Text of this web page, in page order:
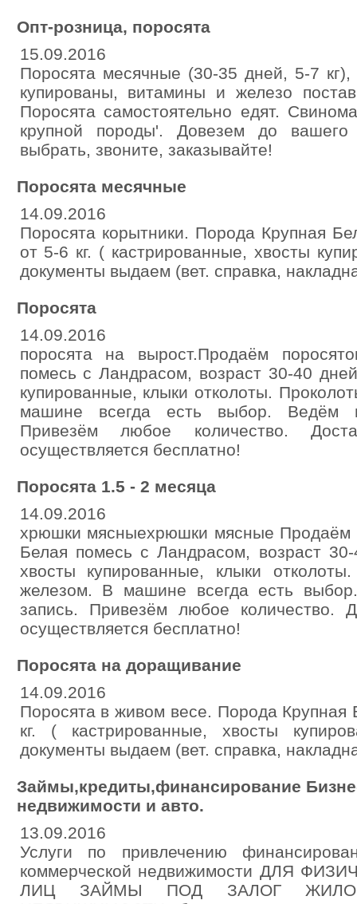
Опт-розница, поросята
15.09.2016
Поросята месячные (30-35 дней, 5-7 кг),
купированы, витамины и железо
Поросята самостоятельно едят.
крупной породы'. Довезем до
выбрать, звоните, заказывайте!
Поросята месячные
14.09.2016
Поросята корытники. Порода Крупная
от 5-6 кг. ( кастрированные, хвосты
документы выдаем (вет. справка,
Поросята
14.09.2016
поросята на вырост.Продаём
помесь с Ландрасом, возраст 30-40
купированные, клыки отколоты.
машине всегда есть выбор. Ведём
Привезём любое количество.
осуществляется бесплатно!
Поросята 1.5 - 2 месяца
14.09.2016
хрюшки мясныехрюшки мясные Продаём
Белая помесь с Ландрасом, возраст
хвосты купированные, клыки
железом. В машине всегда есть
запись. Привезём любое количество.
осуществляется бесплатно!
Поросята на доращивание
14.09.2016
Поросята в живом весе. Порода Крупная
кг. ( кастрированные, хвосты
документы выдаем (вет. справка,
Займы,кредиты,финансирование
недвижимости и авто.
13.09.2016
Услуги по привлечению
коммерческой недвижимости ДЛЯ
ЛИЦ ЗАЙМЫ ПОД ЗАЛОГ